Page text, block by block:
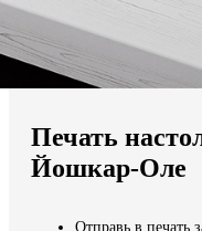
Мы доставляем по
Продолжить без города
Печать
Йошкар-Оле
Отправь в печать